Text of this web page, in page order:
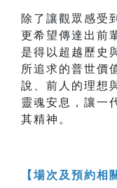
除了讓觀眾感受
更希望傳達出前
是得以超越歷史
所追求的普世價
說、前人的理想
靈魂安息，讓一
其精神。
【場次及預約相